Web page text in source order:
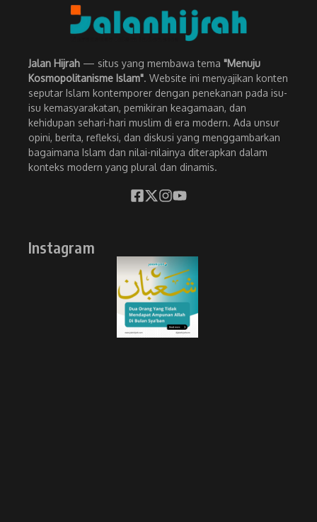
Jalan Hijrah — situs yang membawa tema "Menuju
Kosmopolitanisme Islam". Website ini menyajikan konten
seputar Islam kontemporer dengan penekanan pada isu-
isu kemasyarakatan, pemikiran keagamaan, dan
kehidupan sehari-hari muslim di era modern. Ada unsur
opini, berita, refleksi, dan diskusi yang menggambarkan
bagaimana Islam dan nilai-nilainya diterapkan dalam
konteks modern yang plural dan dinamis.
Instagram